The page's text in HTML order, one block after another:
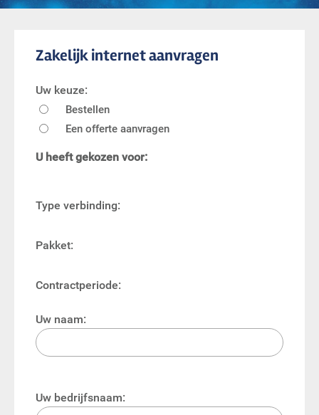
Zakelijk internet aanvragen
Uw keuze:
Bestellen
Een offerte aanvragen
U heeft gekozen voor:
Type verbinding:
Pakket:
Contractperiode:
Uw naam:
Uw bedrijfsnaam: